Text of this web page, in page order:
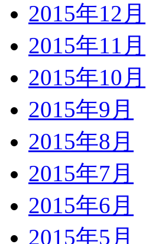
2015年12月
2015年11月
2015年10月
2015年9月
2015年8月
2015年7月
2015年6月
2015年5月